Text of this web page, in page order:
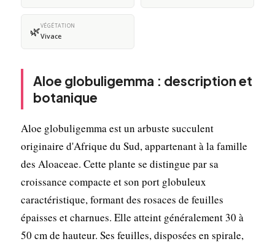
🌿VÉGÉTATION
Vivace
Aloe globuligemma : description et
botanique
Aloe globuligemma est un arbuste succulent
originaire d'Afrique du Sud, appartenant à la famille
des Aloaceae. Cette plante se distingue par sa
croissance compacte et son port globuleux
caractéristique, formant des rosaces de feuilles
épaisses et charnues. Elle atteint généralement 30 à
50 cm de hauteur. Ses feuilles, disposées en spirale,